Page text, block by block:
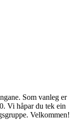
Som vanleg er
Vi håpar du tek ein
Velkommen!